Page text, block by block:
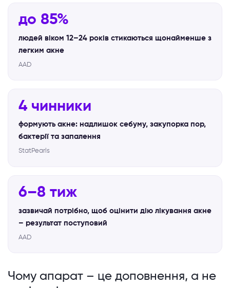
до 85%
людей віком 12–24 років стикаються щонайменше з
легким акне
AAD
4 чинники
формують акне: надлишок себуму, закупорка пор,
бактерії та запалення
StatPearls
6–8 тиж
зазвичай потрібно, щоб оцінити дію лікування акне
– результат поступовий
AAD
Чому апарат – це доповнення, а не